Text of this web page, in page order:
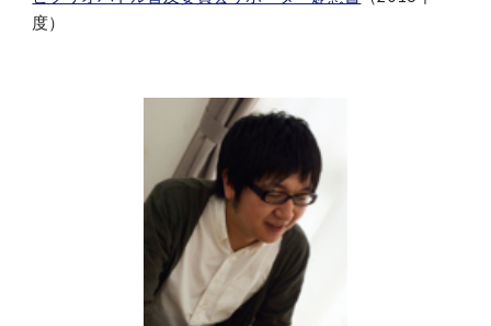
度）